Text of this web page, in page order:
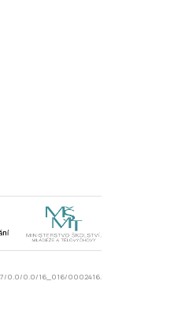
0.0/0.0/16_016/0002416.